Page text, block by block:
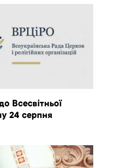
Всесвітньої
24 серпня